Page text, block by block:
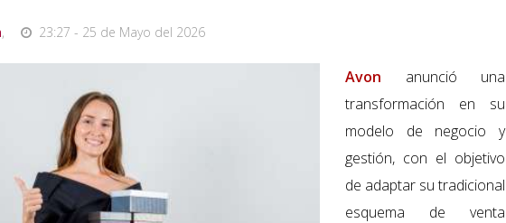
, 23:27 - 25 de Mayo del 2026
Avon anunció una
transformación en su
modelo de negocio y
gestión, con el objetivo
de adaptar su tradicional
esquema de venta